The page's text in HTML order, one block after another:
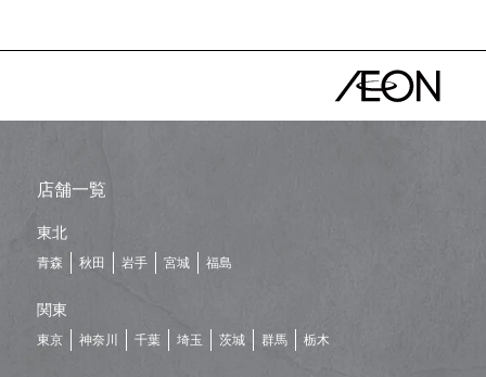
店舗一覧
東北
青森 秋田 岩手 宮城 福島
関東
東京 神奈川 千葉 埼玉 茨城 群馬 栃木